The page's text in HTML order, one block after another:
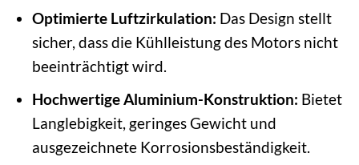
Optimierte Luftzirkulation: Das Design stellt
sicher, dass die Kühlleistung des Motors nicht
beeinträchtigt wird.
Hochwertige Aluminium-Konstruktion: Bietet
Langlebigkeit, geringes Gewicht und
ausgezeichnete Korrosionsbeständigkeit.